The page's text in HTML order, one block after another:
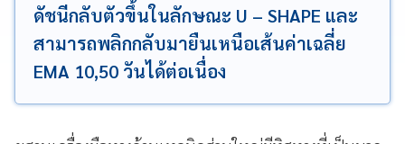
ดัชนีกลับตัวขึ้นในลักษณะ U – SHAPE และ
สามารถพลิกกลับมายืนเหนือเส้นค่าเฉลี่ย
EMA 10,50 วันได้ต่อเนื่อง